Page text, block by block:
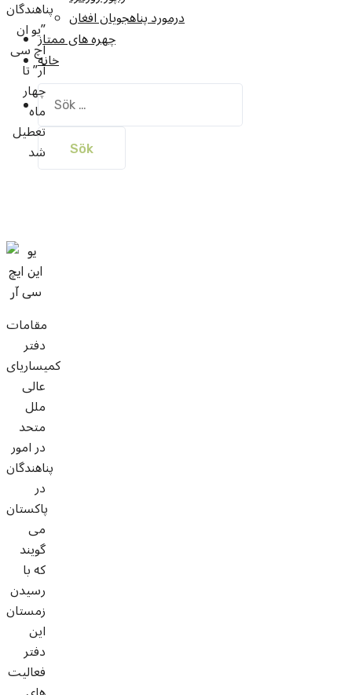
درمورد پناهجويان افغان
چهره های ممتاز
خانه
Sök
efter:
پناهندگان
”یو ان
اچ سی
آر” تا
چهار
ماه
تعطیل
شد
مقامات
دفتر
کمیساریای
عالی
ملل
متحد
در امور
پناهندگان
در
پاکستان
می
گویند
که با
رسیدن
زمستان
این
دفتر
فعالیت